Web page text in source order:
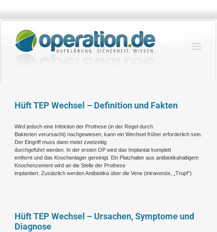
springen
Hüft TEP Wechsel – Definition und Fakten
Wird jedoch eine Infektion der Prothese (in der Regel durch
Bakterien verursacht) nachgewiesen, kann ein Wechsel früher erforderlich sein.
Der Eingriff muss dann meist zweizeitig
durchgeführt werden. In der ersten OP wird das Implantat komplett
entfernt und das Knochenlager gereinigt. Ein Platzhalter aus antibiotikahaltigem
Knochenzement wird an die Stelle der Prothese
implantiert. Zusätzlich werden Antibiotika über die Vene (intravenös, „Tropf“)
Hüft TEP Wechsel – Ursachen, Symptome und
Diagnose